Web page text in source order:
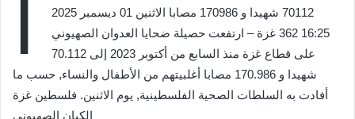
70112 شهيدا و 170986 مصابا الاثنين 01 ديسمبر 2025
16:25 362 غزة – ارتفعت حصيلة ضحايا العدوان الصهيوني
على قطاع غزة منذ السابع من أكتوبر 2023 إلى 70.112
شهيدا و 170.986 مصابا أغلبيتهم من الأطفال والنساء, حسب ما
أفادت به السلطات الصحية الفلسطينية, يوم الاثنين. فلسطين غزة
الكيان الصهيوني